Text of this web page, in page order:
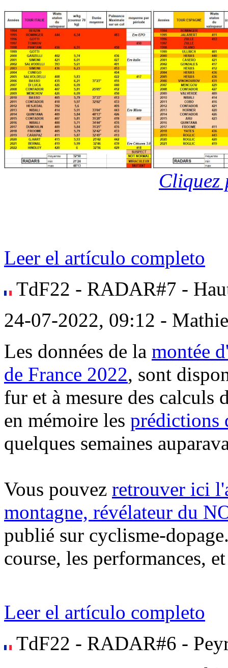
Leer el artículo completo
TdF22 - RADAR#7 -
24-07-2022, 09:12 -
Les données de la montée
de France 2022, sont
fur et à mesure des calculs
en mémoire les prédictions
quelques semaines
Vous pouvez retrouver ici
montagne, révélateur du
publié sur cyclisme-
course, les performances,
Leer el artículo completo
TdF22 - RADAR#6 -